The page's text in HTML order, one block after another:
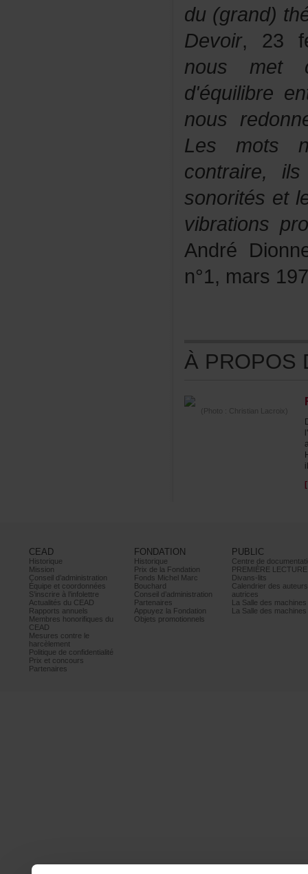
Devoir
(Photo:ChristianLacroix)
CEAD
Historique
Mission
Conseild’administration
Équipeetcoordonnées
S’inscrireàl’infolettre
ActualitésduCEAD
Rapportsannuels
Membreshonorifiquesdu
CEAD
Mesurescontrele
harcèlement
Politiquedeconfidentialité
Prixetconcours
Partenaires
FONDATION
Historique
PrixdelaFondation
FondsMichelMarc
Bouchard
Conseild’administration
Partenaires
AppuyezlaFondation
Objetspromotionnels
PUBLIC
PREMIÈRELECTURE
Divans-lits
autrices